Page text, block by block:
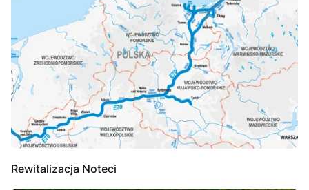
Rewitalizacja Noteci